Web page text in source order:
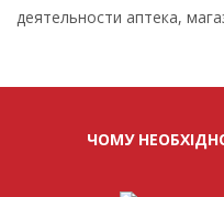
деятельности аптека,
ЧОМУ